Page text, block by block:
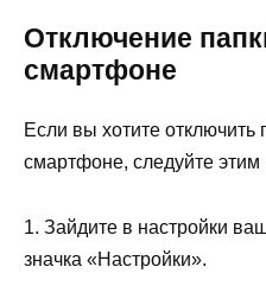
Отключение
смартфоне
Если вы хотите
смартфоне, следуйте
1. Зайдите в настройки
значка «Настройки».